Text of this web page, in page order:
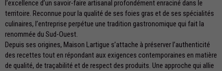
l’excellence d’un savoir-faire artisanal profondément enraciné dans le
territoire. Reconnue pour la qualité de ses foies gras et de ses spécialités
culinaires, l’entreprise perpétue une tradition gastronomique qui fait la
renommée du Sud-Ouest.
Depuis ses origines, Maison Lartigue s’attache à préserver l’authenticité
des recettes tout en répondant aux exigences contemporaines en matière
de qualité, de traçabilité et de respect des produits. Une approche qui allie